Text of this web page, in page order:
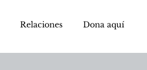
Relaciones Dona aquí